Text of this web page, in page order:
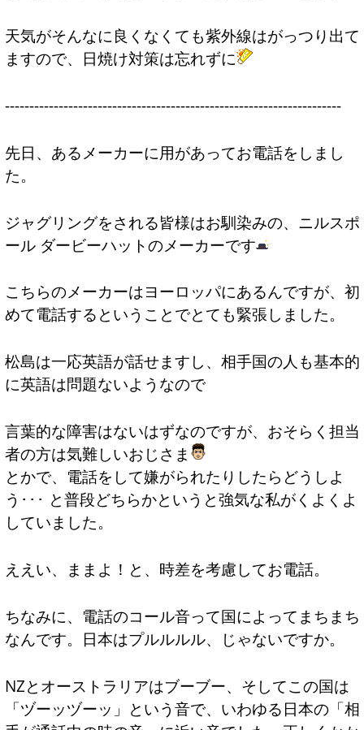
天気がそんなに良くなくても紫外線はがっつり出て
ますので、日焼け対策は忘れずに
---------------------------------------------------------------------
先日、あるメーカーに用があってお電話をしまし
た。
ジャグリングをされる皆様はお馴染みの、ニルスポ
ール ダービーハットのメーカーです
こちらのメーカーはヨーロッパにあるんですが、初
めて電話するということでとても緊張しました。
松島は一応英語が話せますし、相手国の人も基本的
に英語は問題ないようなので
言葉的な障害はないはずなのですが、おそらく担当
者の方は気難しいおじさま
とかで、電話をして嫌がられたりしたらどうしよ
う･･･ と普段どちらかというと強気な私がくよくよ
していました。
ええい、ままよ！と、時差を考慮してお電話。
ちなみに、電話のコール音って国によってまちまち
なんです。日本はプルルルル、じゃないですか。
NZとオーストラリアはブーブー、そしてこの国は
「ヅーッヅーッ」という音で、いわゆる日本の「相